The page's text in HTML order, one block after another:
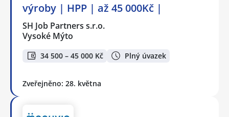
výroby | HPP | až 45 000Kč |
SH Job Partners s.r.o.
Vysoké Mýto
34 500 – 45 000 Kč Plný úvazek
Zveřejněno: 28. května